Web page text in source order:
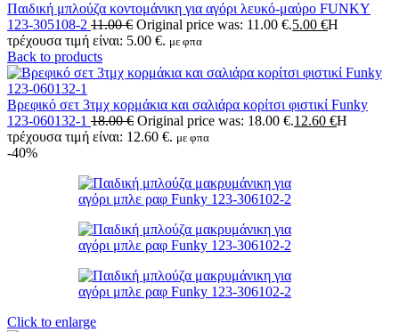
Παιδική μπλούζα κοντομάνικη για αγόρι λευκό-μαύρο FUNKY
123-305108-2 11.00€ Original price was: 11.00 €.5.00 €Η
τρέχουσα τιμή είναι: 5.00 €. με φπα
Back to products
Βρεφικό σετ 3τμχ κορμάκια και σαλιάρα κορίτσι φιστικί Funky
123-060132-1 18.00€ Original price was: 18.00 €.12.60 €Η
τρέχουσα τιμή είναι: 12.60 €. με φπα
-40%
Click to enlarge